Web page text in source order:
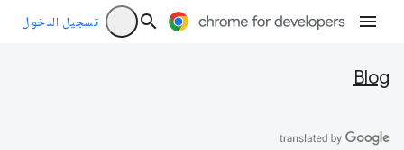
تسجيل الدخول
Blog